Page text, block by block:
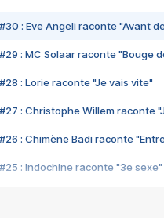
#30 : Eve Angeli raconte "Avant
#29 : MC Solaar raconte "Bouge
#28 : Lorie raconte "Je vais vite"
#27 : Christophe Willem raconte
#26 : Chimène Badi raconte
#25 : Indochine raconte "3e sexe"